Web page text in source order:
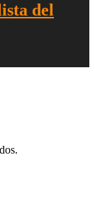
del